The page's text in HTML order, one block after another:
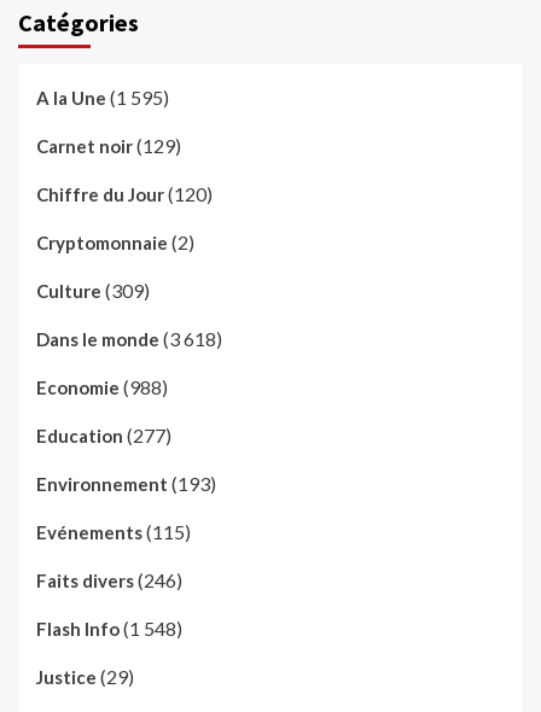
Catégories
A la Une (1 595)
Carnet noir(129)
Chiffre du Jour(120)
Cryptomonnaie (2)
Culture (309)
Dans le monde (3 618)
Economie (988)
Education (277)
Environnement (193)
Evénements(115)
Faits divers(246)
Flash Info(1 548)
Justice (29)